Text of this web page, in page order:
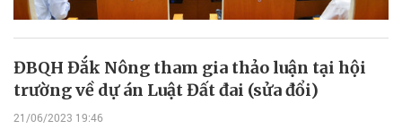
ĐBQH Đắk Nông tham gia thảo luận tại hội
trường về dự án Luật Đất đai (sửa đổi)
21/06/2023 19:46